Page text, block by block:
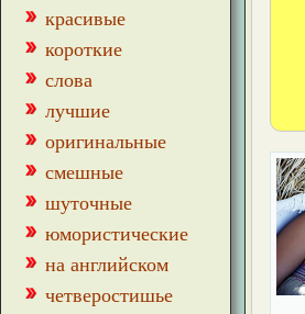
красивые
короткие
слова
лучшие
оригинальные
смешные
шуточные
юмористические
на английском
четверостишье